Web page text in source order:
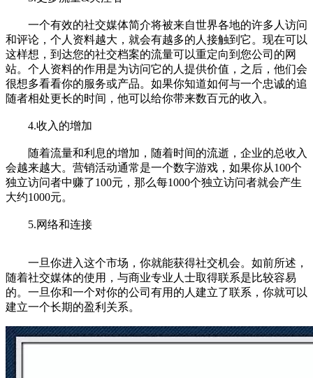
一个有效的社交媒体简介将被来自世界各地的许多人访问
和评论，个人资料越大，就会有越多的人接触到它。现在可以
这样想，到达您的社交档案的流量可以重定向到您公司的网
站。个人资料的作用是为访问它的人提供价值，之后，他们会
很想多看看你的服务或产品。如果你知道如何与一个忠诚的追
随者相处更长的时间，他可以给你带来数百元的收入。
4.收入的增加
随着流量和利息的增加，随着时间的流逝，企业的总收入
会越来越大。营销活动通常是一个数字游戏，如果你从100个
独立访问者中赚了100元，那么每1000个独立访问者就会产生
大约1000元。
5.网络和连接
一旦你进入这个市场，你就能获得社交机会。如前所述，
随着社交媒体的使用，与商业专业人士取得联系是比较容易
的。一旦你和一个对你的公司有用的人建立了联系，你就可以
建立一个长期的盈利关系。